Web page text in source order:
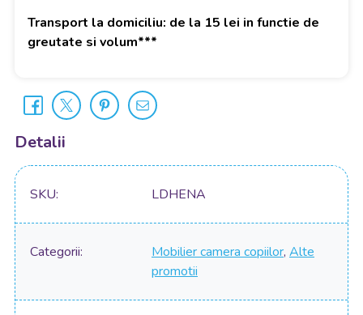
Transport la domiciliu: de la 15 lei in functie de
greutate si volum***
Detalii
SKU LDHENA
Categorii Mobilier camera copiilor, Alte
promotii